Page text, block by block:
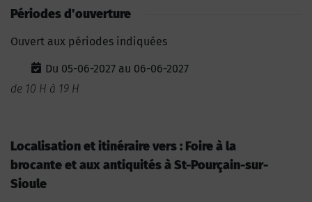
Périodes d'ouverture
Ouvert aux périodes indiquées
Du 05-06-2027 au 06-06-2027
de 10 H à 19 H
Localisation et itinéraire vers : Foire à la
brocante et aux antiquités à St-Pourçain-sur-
Sioule